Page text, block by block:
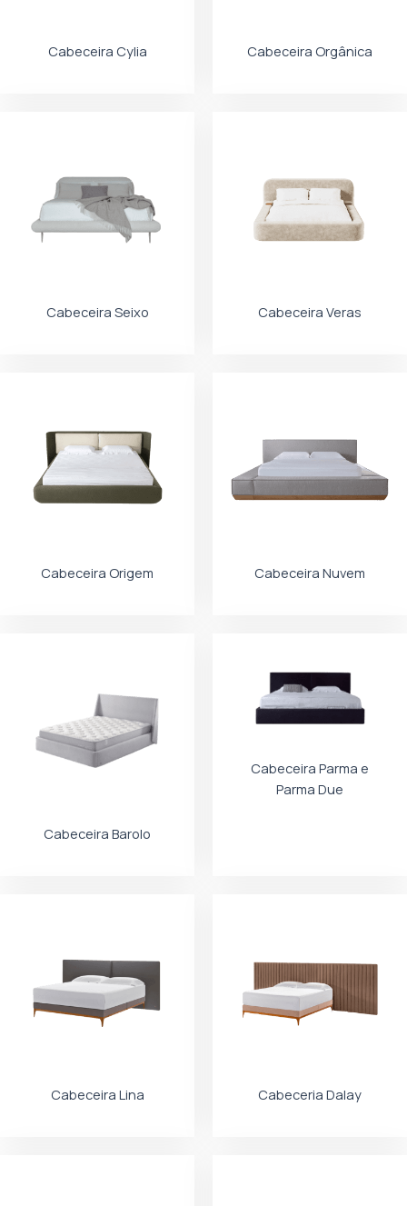
Cabeceira Cylia Cabeceira Orgânica
Cabeceira Seixo Cabeceira Veras
Cabeceira Origem Cabeceira Nuvem
Cabeceira Barolo
Cabeceira Parma e
Parma Due
Cabeceira Lina Cabeceria Dalay